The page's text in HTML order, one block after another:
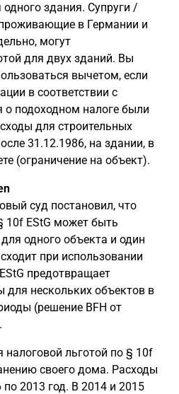
здания. Супруги /
в Германии и
могут
для двух зданий. Вы
вычетом, если
в соответствии с
подоходном налоге были
для строительных
31.12.1986, на здании, в
(ограничение на объект).
суд постановил, что
10f EStG может быть
одного объекта и один
при использовании
предотвращает
для нескольких объектов в
(решение BFH от
налоговой льготой по § 10f
своего дома. Расходы
2013 год. В 2014 и 2015